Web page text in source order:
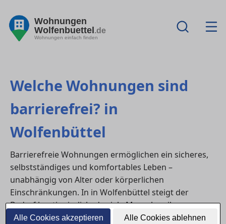
Alle Cookies akzeptieren Alle Cookies ablehnen
Wohnungen
Wolfenbuettel.de
Wohnungen einfach finden
Welche Wohnungen sind
barrierefrei? in
Wolfenbüttel
Barrierefreie Wohnungen ermöglichen ein sicheres,
selbstständiges und komfortables Leben –
unabhängig von Alter oder körperlichen
Einschränkungen. In in Wolfenbüttel steigt der
Bedarf kontinuierlich, da viele Menschen ihre
wohnsituationlangfristig anpassen möchten oder